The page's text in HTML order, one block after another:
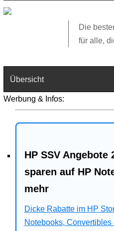
Die
für alle,
Übersicht
Technik
Web
Business
Angebote
Werbung & Infos:
HP SSV Angebote
sparen auf HP
mehr
Dicke Rabatte im HP
Notebooks,